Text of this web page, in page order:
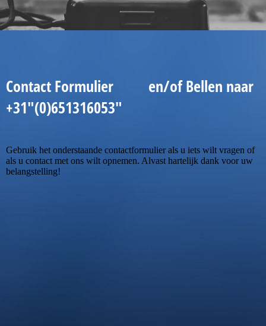
Contact Formulier en/of Bellen naar
+31"(0)651316053"
Gebruik het onderstaande contactformulier als u iets wilt vragen of
als u contact met ons wilt opnemen. Alvast hartelijk dank voor uw
belangstelling!